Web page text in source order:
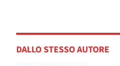
DALLO STESSO AUTORE